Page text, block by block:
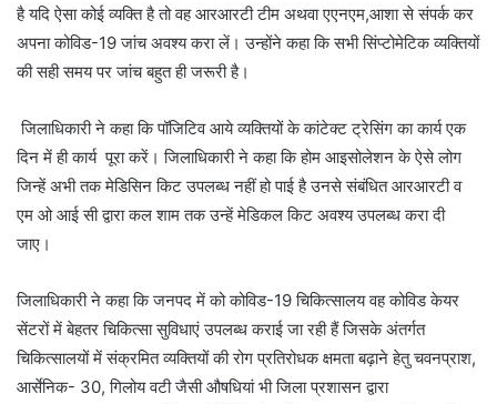
है यदि ऐसा कोई व्यक्ति है तो वह आरआरटी टीम अथवा एएनएम,आशा से संपर्क कर
अपना कोविड-19 जांच अवश्य करा लें। उन्होंने कहा कि सभी सिंप्टोमेटिक व्यक्तियों
की सही समय पर जांच बहुत ही जरूरी है।
जिलाधिकारी ने कहा कि पॉजिटिव आये व्यक्तियों के कांटेक्ट ट्रेसिंग का कार्य एक
दिन में ही कार्य पूरा करें। जिलाधिकारी ने कहा कि होम आइसोलेशन के ऐसे लोग
जिन्हें अभी तक मेडिसिन किट उपलब्ध नहीं हो पाई है उनसे संबंधित आरआरटी व
एम ओ आई सी द्वारा कल शाम तक उन्हें मेडिकल किट अवश्य उपलब्ध करा दी
जाए।
जिलाधिकारी ने कहा कि जनपद में को कोविड-19 चिकित्सालय वह कोविड केयर
सेंटरों में बेहतर चिकित्सा सुविधाएं उपलब्ध कराई जा रही हैं जिसके अंतर्गत
चिकित्सालयों में संक्रमित व्यक्तियों की रोग प्रतिरोधक क्षमता बढ़ाने हेतु चवनप्राश,
आर्सेनिक- 30, गिलोय वटी जैसी औषधियां भी जिला प्रशासन द्वारा